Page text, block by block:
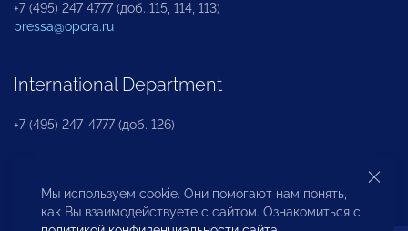
+7 (495) 247 4777 (доб. 115, 114, 113)
pressa@opora.ru
International Department
+7 (495) 247-4777 (доб. 126)
Business and Investment Rights Protection
Department
Мы используем cookie. Они помогают нам понять,
как Вы взаимодействуете с сайтом. Ознакомиться с